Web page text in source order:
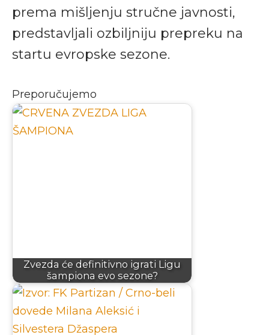
prema mišljenju stručne javnosti,
predstavljali ozbiljniju prepreku na
startu evropske sezone.
Preporučujemo
Zvezda će definitivno igrati Ligu
šampiona evo sezone?